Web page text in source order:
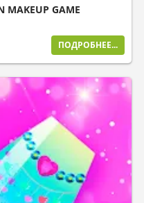
MAKEUP GAME
ПОДРОБНЕЕ...